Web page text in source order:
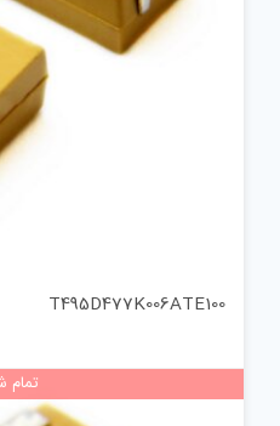
T495D477K006ATE100
تمام